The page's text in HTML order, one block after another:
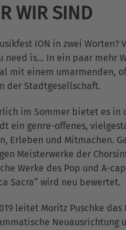
WIR SIND
ION in zwei
need is... In ein paar mehr
mit einem umarmenden,
der Stadtgesellschaft.
im Sommer bietet es in
ein genre-offenes,
Erleben und Mitmachen.
Meisterwerke der
Werke des Pop und A-
Sacra“ wird neu bewertet.
leitet Moritz Puschke
Neuausrichtung